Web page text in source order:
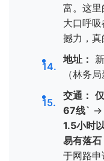
富。这
大口呼
撼力，真
地址：
（林务
交通：
67线` →
1.5小时
易有落石
于网路